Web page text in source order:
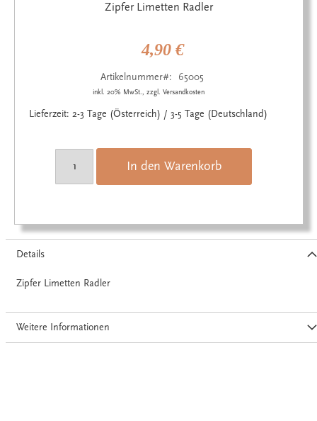
Zipfer Limetten Radler
4,90 €
Artikelnummer 65005
inkl. 20% MwSt., zzgl. Versandkosten
Lieferzeit: 2-3 Tage (Österreich) / 3-5 Tage (Deutschland)
In den Warenkorb
Details
Zipfer Limetten Radler
Weitere Informationen